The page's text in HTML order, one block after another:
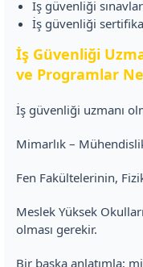
İş güvenliği
İş güvenliği
İş Güvenliği
ve Programlar
İş güvenliği uzmanı
Mimarlık –
Fen Fakültelerinin,
Meslek Yüksek
olması gerekir.
Bir başka anlatımla;